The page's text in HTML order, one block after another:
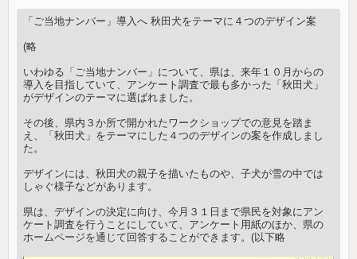
「ご当地ナンバー」導入へ 秋田犬をテーマに４つのデザイン案
(略
いわゆる「ご当地ナンバー」について、県は、来年１０月からの
導入を目指していて、アンケート調査で最も多かった「秋田犬」
がデザインのテーマに選ばれました。
その後、県内３か所で開かれたワークショップでの意見を踏ま
え、「秋田犬」をテーマにした４つのデザインの案を作成しまし
た。
デザインには、秋田犬の親子を描いたものや、子犬が雪の中では
しゃぐ様子などがあります。
県は、デザインの決定に向け、今月３１日まで県民を対象にアン
ケート調査を行うことにしていて、アンケート用紙のほか、県の
ホームページを通じて回答することができます。(以下略